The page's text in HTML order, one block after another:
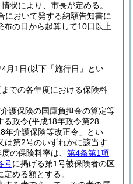
状により、市長が定める。
において発する納額告知書に
の日から起算して10日以上
月1日(以下「施行日」とい
での各年度における保険料
護保険の国庫負担金の算定等
る政令(平成18年政令第28
年介護保険等改正令」とい
は第2号のいずれかに該当す
の保険料率は、 第4条第1項
号に掲げる第1号被保険者の区
定める額とする。